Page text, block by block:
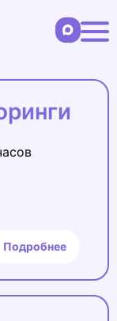
Подробнее